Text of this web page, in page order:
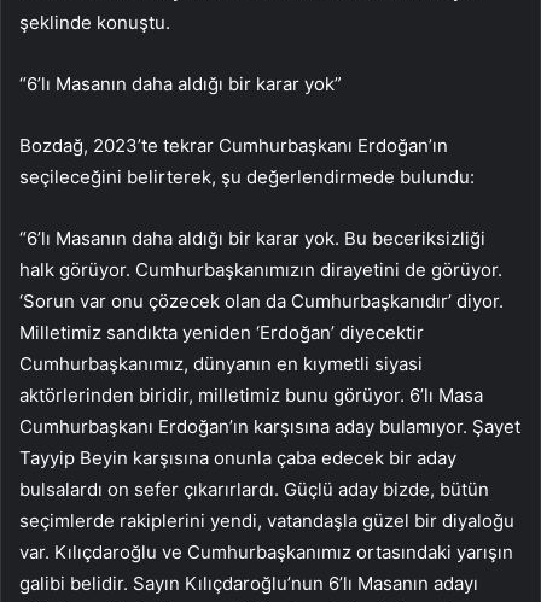
şeklinde konuştu.
“6’lı Masanın daha aldığı bir karar yok”
Bozdağ, 2023’te tekrar Cumhurbaşkanı Erdoğan’ın
seçileceğini belirterek, şu değerlendirmede bulundu:
“6’lı Masanın daha aldığı bir karar yok. Bu beceriksizliği
halk görüyor. Cumhurbaşkanımızın dirayetini de görüyor.
‘Sorun var onu çözecek olan da Cumhurbaşkanıdır’ diyor.
Milletimiz sandıkta yeniden ‘Erdoğan’ diyecektir
Cumhurbaşkanımız, dünyanın en kıymetli siyasi
aktörlerinden biridir, milletimiz bunu görüyor. 6’lı Masa
Cumhurbaşkanı Erdoğan’ın karşısına aday bulamıyor. Şayet
Tayyip Beyin karşısına onunla çaba edecek bir aday
bulsalardı on sefer çıkarırlardı. Güçlü aday bizde, bütün
seçimlerde rakiplerini yendi, vatandaşla güzel bir diyaloğu
var. Kılıçdaroğlu ve Cumhurbaşkanımız ortasındaki yarışın
galibi belidir. Sayın Kılıçdaroğlu’nun 6’lı Masanın adayı